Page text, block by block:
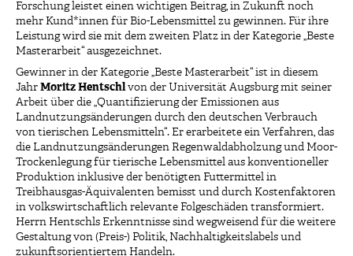
Forschung leistet einen wichtigen Beitrag, in Zukunft noch
mehr Kund*innen für Bio-Lebensmittel zu gewinnen. Für ihre
Leistung wird sie mit dem zweiten Platz in der Kategorie „Beste
Masterarbeit“ ausgezeichnet.
Gewinner in der Kategorie „Beste Masterarbeit“ ist in diesem
Jahr Moritz Hentschlvon der Universität Augsburg mit seiner
Arbeit über die „Quantifizierung der Emissionen aus
Landnutzungsänderungen durch den deutschen Verbrauch
von tierischen Lebensmitteln“. Er erarbeitete ein Verfahren, das
die Landnutzungsänderungen Regenwaldabholzung und Moor-
Trockenlegung für tierische Lebensmittel aus konventioneller
Produktion inklusive der benötigten Futtermittel in
Treibhausgas-Äquivalenten bemisst und durch Kostenfaktoren
in volkswirtschaftlich relevante Folgeschäden transformiert.
Herrn Hentschls Erkenntnisse sind wegweisend für die weitere
Gestaltung von (Preis-) Politik, Nachhaltigkeitslabels und
zukunftsorientiertem Handeln.